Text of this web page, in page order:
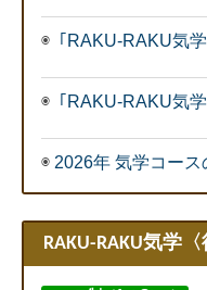
◉ 「RAKU-RAKU気
◉ 「RAKU-RAKU気
◉ 2026年 気学コース
RAKU-RAKU気学